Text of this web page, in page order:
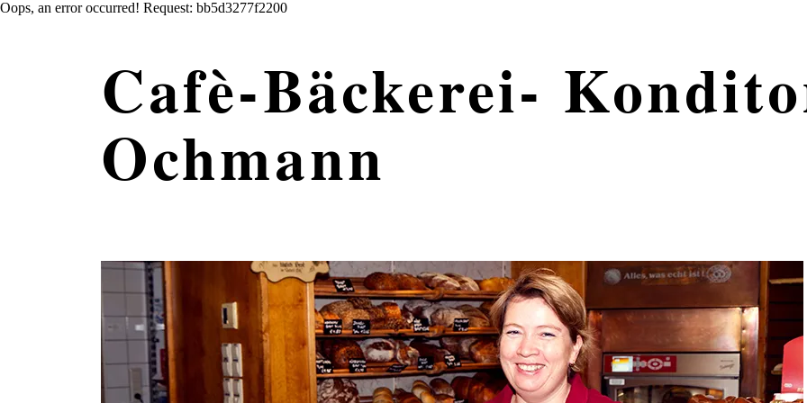
Oops, an error occurred! Request: bb5d3277f2200
Cafè-Bäckerei-
Ochmann